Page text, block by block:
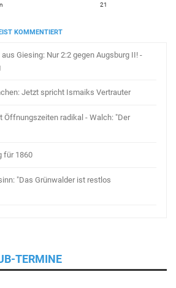
21
KOMMENTIERT
Giesing: Nur 2:2 gegen Augsburg II! -
Jetzt spricht Ismaiks Vertrauter
Öffnungszeiten radikal - Walch: "Der
für 1860
"Das Grünwalder ist restlos
TERMINE